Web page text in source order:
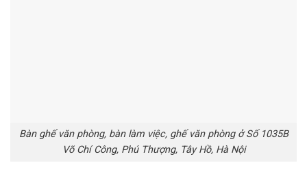
Bàn ghế văn phòng, bàn làm việc, ghế văn phòng ở Số 1035B
Võ Chí Công, Phú Thượng, Tây Hồ, Hà Nội